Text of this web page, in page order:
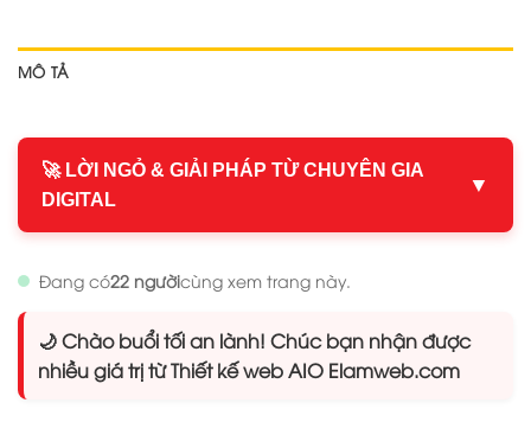
MÔ TẢ
🚀 LỜI NGỎ & GIẢI PHÁP TỪ CHUYÊN GIA
DIGITAL
▼
Đang có22 ngườicùng xem trang này.
🌙 Chào buổi tối an lành! Chúc bạn nhận được
nhiều giá trị từ Thiết kế web AIO Elamweb.com